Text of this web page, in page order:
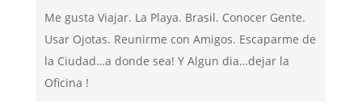
Me gusta Viajar. La Playa. Brasil. Conocer Gente.
Usar Ojotas. Reunirme con Amigos. Escaparme de
la Ciudad…a donde sea! Y Algun dia…dejar la
Oficina !